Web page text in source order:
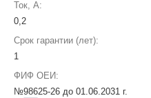
Ток, А:
0,2
Срок гарантии (лет):
1
ФИФ ОЕИ:
№98625-26 до 01.06.2031 г.